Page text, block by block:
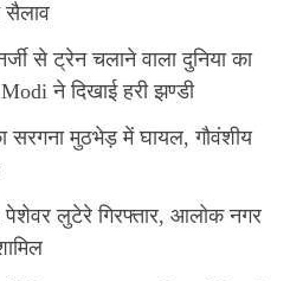
सैलाव
से ट्रेन चलाने वाला दुनिया का
ने दिखाई हरी झण्डी
सरगना मुठभेड़ में घायल, गौवंशीय
लुटेरे गिरफ्तार, आलोक नगर